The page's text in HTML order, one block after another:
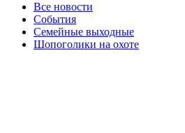
Все новости
События
Семейные выходные
Шопоголики на охоте